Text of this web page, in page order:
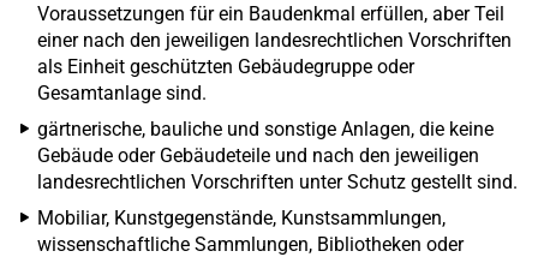
Voraussetzungen für ein Baudenkmal erfüllen, aber Teil
einer nach den jeweiligen landesrechtlichen Vorschriften
als Einheit geschützten Gebäudegruppe oder
Gesamtanlage sind.
gärtnerische, bauliche und sonstige Anlagen, die keine
Gebäude oder Gebäudeteile und nach den jeweiligen
landesrechtlichen Vorschriften unter Schutz gestellt sind.
Mobiliar, Kunstgegenstände, Kunstsammlungen,
wissenschaftliche Sammlungen, Bibliotheken oder